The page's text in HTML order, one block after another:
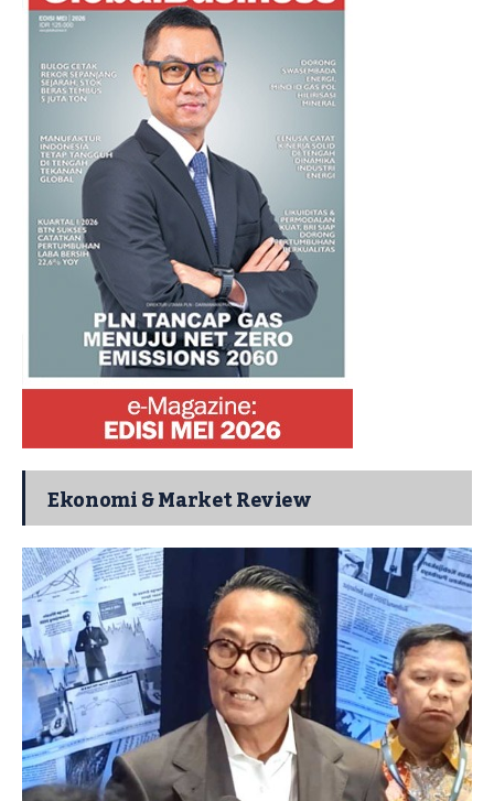
Ekonomi & Market Review